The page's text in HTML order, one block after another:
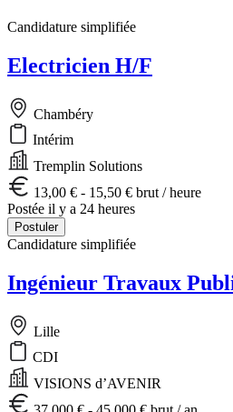
Candidature simplifiée
Electricien H/F
Chambéry
Intérim
Tremplin Solutions
13,00 € - 15,50 € brut / heure
Postée il y a 24 heures
Postuler
Candidature simplifiée
Ingénieur Travaux
Lille
CDI
VISIONS d’AVENIR